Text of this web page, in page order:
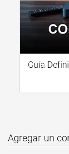
Guía
Agregar un